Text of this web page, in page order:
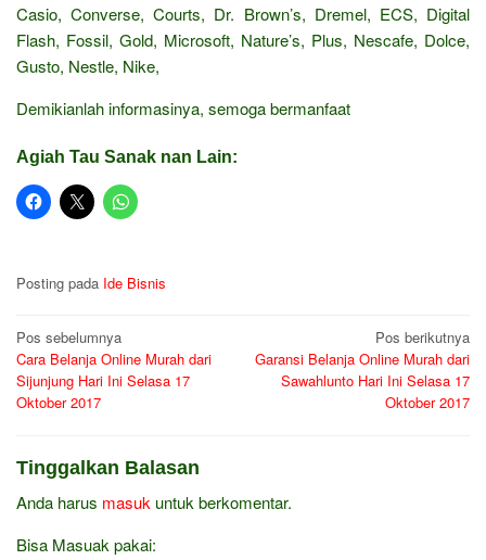
Casio, Converse, Courts, Dr. Brown’s, Dremel, ECS, Digital
Flash, Fossil, Gold, Microsoft, Nature’s, Plus, Nescafe, Dolce,
Gusto, Nestle, Nike,
Demikianlah informasinya, semoga bermanfaat
Agiah Tau Sanak nan Lain:
Posting pada Ide Bisnis
Navigasi
pos
Pos sebelumnya
Cara Belanja Online Murah dari
Sijunjung Hari Ini Selasa 17
Oktober 2017
Pos berikutnya
Garansi Belanja Online Murah dari
Sawahlunto Hari Ini Selasa 17
Oktober 2017
Tinggalkan Balasan
Anda harus masuk untuk berkomentar.
Bisa Masuak pakai: